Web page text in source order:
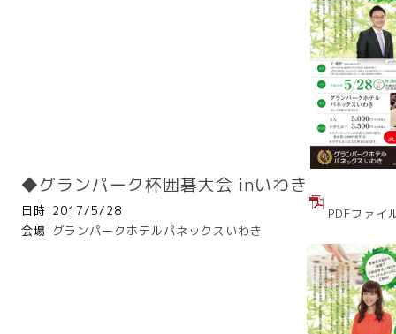
◆グランパーク杯囲碁大会 inいわき
PDFファイ
日時 2017/5/28
会場
グランパークホテルパネックスいわき